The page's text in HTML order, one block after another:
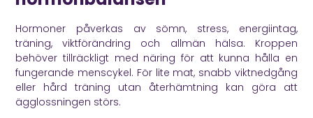
Hormoner påverkas av sömn, stress, energiintag,
träning, viktförändring och allmän hälsa. Kroppen
behöver tillräckligt med näring för att kunna hålla en
fungerande menscykel. För lite mat, snabb viktnedgång
eller hård träning utan återhämtning kan göra att
ägglossningen störs.